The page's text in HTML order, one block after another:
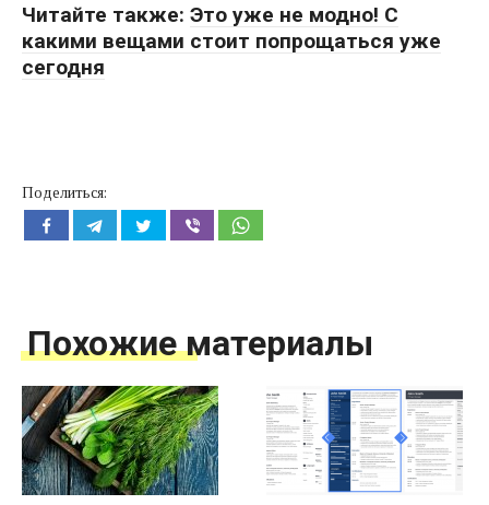
Читайте также: Это уже не модно! С
какими вещами стоит попрощаться уже
сегодня
Поделиться:
Похожие материалы